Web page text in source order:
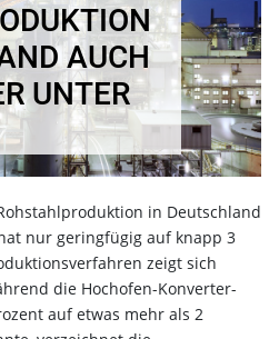
AUCH
UNTER
in Deutschland
nur geringfügig auf knapp 3
zeigt sich
die Hochofen-Konverter-
auf etwas mehr als 2